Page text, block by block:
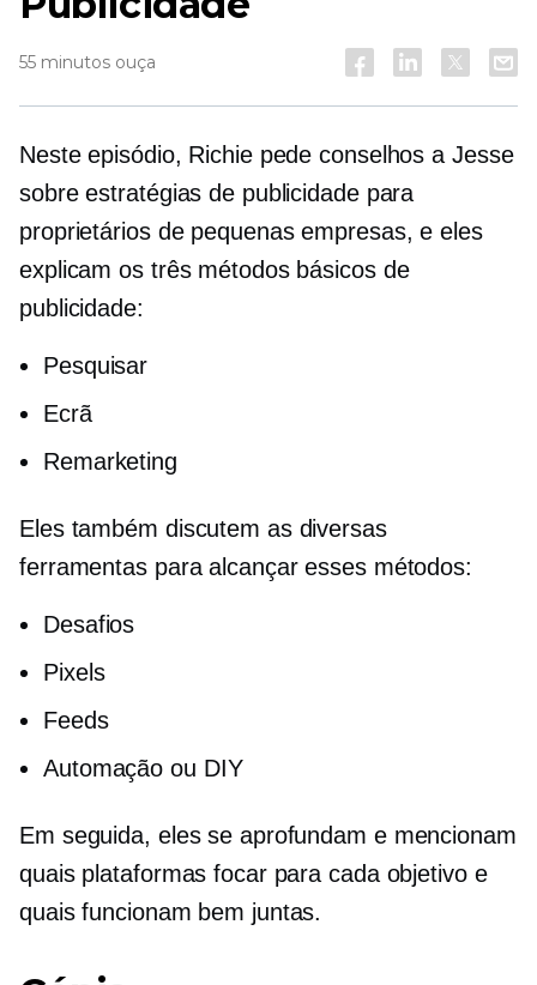
55 minutos ouça
Neste episódio, Richie pede conselhos a Jesse
sobre estratégias de publicidade para
proprietários de pequenas empresas, e eles
explicam os três métodos básicos de
publicidade:
Pesquisar
Ecrã
Remarketing
Eles também discutem as diversas
ferramentas para alcançar esses métodos:
Desafios
Pixels
Feeds
Automação ou DIY
Em seguida, eles se aprofundam e mencionam
quais plataformas focar para cada objetivo e
quais funcionam bem juntas.